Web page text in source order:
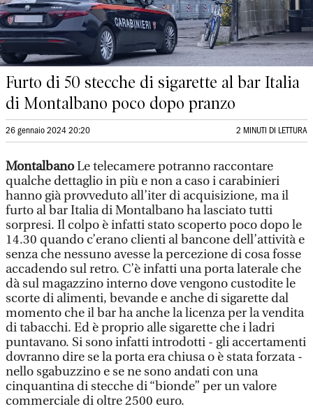
Furto di 50 stecche di sigarette al bar Italia
di Montalbano poco dopo pranzo
26 gennaio 2024 20:20 2 MINUTI DI LETTURA
MontalbanoLe telecamere potranno raccontare
qualche dettaglio in più e non a caso i carabinieri
hanno già provveduto all’iter di acquisizione, ma il
furto al bar Italia di Montalbano ha lasciato tutti
sorpresi. Il colpo è infatti stato scoperto poco dopo le
14.30 quando c’erano clienti al bancone dell’attività e
senza che nessuno avesse la percezione di cosa fosse
accadendo sul retro. C’è infatti una porta laterale che
dà sul magazzino interno dove vengono custodite le
scorte di alimenti, bevande e anche di sigarette dal
momento che il bar ha anche la licenza per la vendita
di tabacchi. Ed è proprio alle sigarette che i ladri
puntavano. Si sono infatti introdotti - gli accertamenti
dovranno dire se la porta era chiusa o è stata forzata -
nello sgabuzzino e se ne sono andati con una
cinquantina di stecche di “bionde” per un valore
commerciale di oltre 2500 euro.